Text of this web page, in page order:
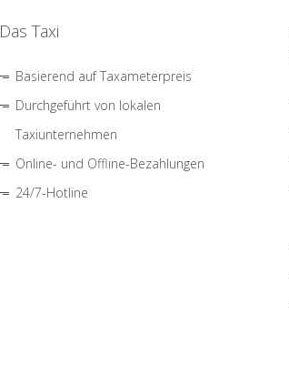
Das Taxi
Basierend auf Taxameterpreis
Durchgeführt von lokalen
Taxiunternehmen
Online- und Offline-Bezahlungen
24/7-Hotline